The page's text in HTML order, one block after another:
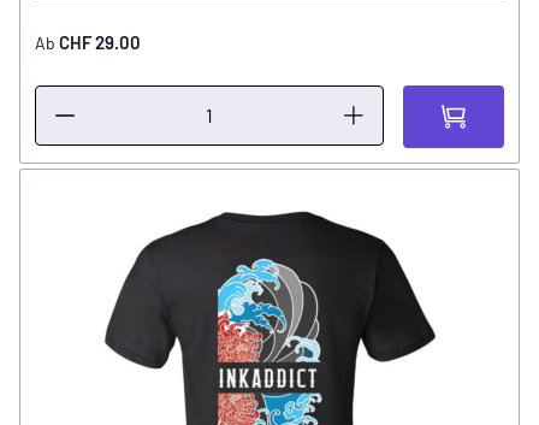
Ab CHF 29.00